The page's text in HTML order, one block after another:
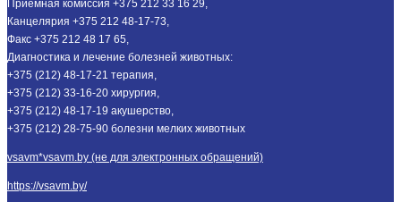
Приемная комиссия +375 212 33 16 29,
Канцелярия +375 212 48-17-73,
Факс +375 212 48 17 65,
Диагностика и лечение болезней животных:
+375 (212) 48-17-21 терапия,
+375 (212) 33-16-20 хирургия,
+375 (212) 48-17-19 акушерство,
+375 (212) 28-75-90 болезни мелких животных
vsavm*vsavm.by (не для электронных обращений)
https://vsavm.by/